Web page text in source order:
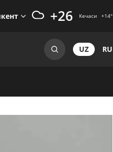
+26 Кечаси +14°
UZ RU